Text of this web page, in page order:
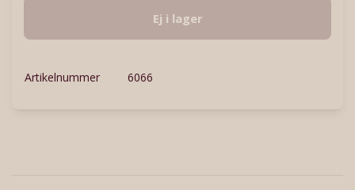
Ej i lager
Artikelnummer 6066